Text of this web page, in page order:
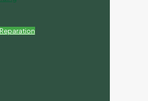
Reparation